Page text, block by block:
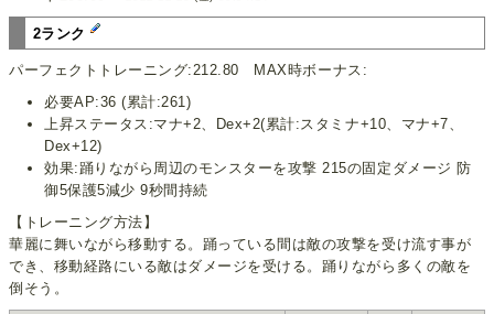
2ランク
パーフェクトトレーニング:212.80 MAX時ボーナス:
必要AP:36 (累計:261)
上昇ステータス:マナ+2、Dex+2(累計:スタミナ+10、マナ+7、
Dex+12)
効果:踊りながら周辺のモンスターを攻撃 215の固定ダメージ 防
御5保護5減少 9秒間持続
【トレーニング方法】
華麗に舞いながら移動する。踊っている間は敵の攻撃を受け流す事が
でき、移動経路にいる敵はダメージを受ける。踊りながら多くの敵を
倒そう。